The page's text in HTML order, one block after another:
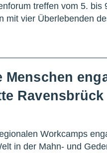
treffen vom 5.
mit vier Überlebenden
Menschen
Ravensbrück
Workcamps
in der Mahn- und